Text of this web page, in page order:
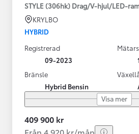
STYLE (306hk) Drag/V-hjul/LED-
KRYLBO
HYBRID
Registrerad
09-2023
Bränsle
Hybrid Bensin
Visa mer
409 900 kr
Från 4 920 kr/mån